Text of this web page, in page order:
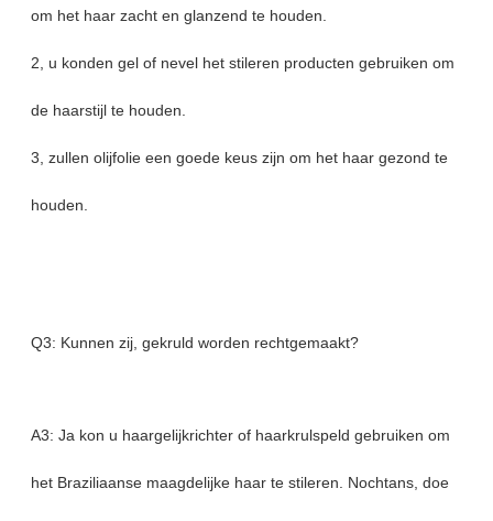
om het haar zacht en glanzend te houden.
2, u konden gel of nevel het stileren producten gebruiken om
de haarstijl te houden.
3, zullen olijfolie een goede keus zijn om het haar gezond te
houden.
Q3: Kunnen zij, gekruld worden rechtgemaakt?
A3: Ja kon u haargelijkrichter of haarkrulspeld gebruiken om
het Braziliaanse maagdelijke haar te stileren. Nochtans, doe